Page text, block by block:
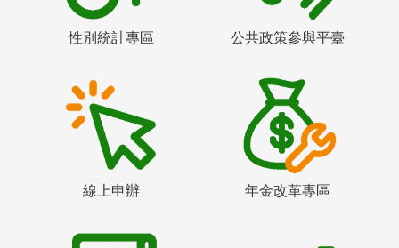
性別統計專區 公共政策參與平臺
線上申辦 年金改革專區